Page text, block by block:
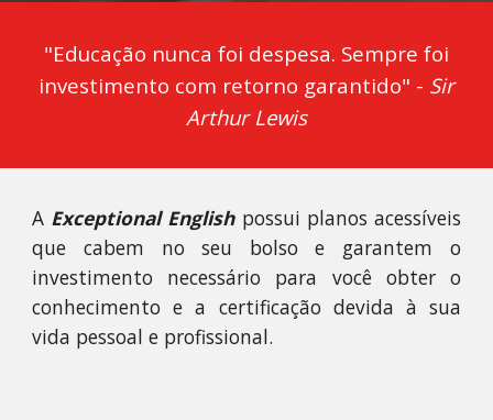
"Educação nunca foi despesa. Sempre foi
investimento com retorno garantido" - Sir
Arthur Lewis
A Exceptional Englishpossui planos acessíveis
que cabem no seu bolso e garantem o
investimento necessário para você obter o
conhecimento e a certificação devida à sua
vida pessoal e profissional.